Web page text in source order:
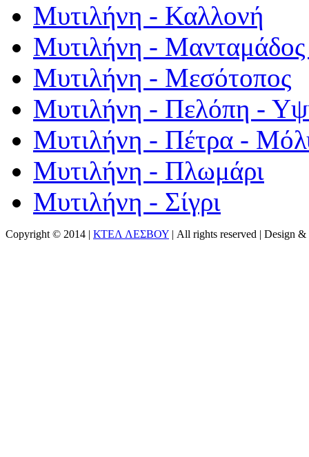
Μυτιλήνη - Καλλονή
Μυτιλήνη - Μανταμάδος
Μυτιλήνη - Μεσότοπος
Μυτιλήνη - Πελόπη -
Μυτιλήνη - Πέτρα -
Μυτιλήνη - Πλωμάρι
Μυτιλήνη - Σίγρι
Copyright © 2014 | ΚΤΕΛ ΛΕΣΒΟΥ | All rights reserved | Design &